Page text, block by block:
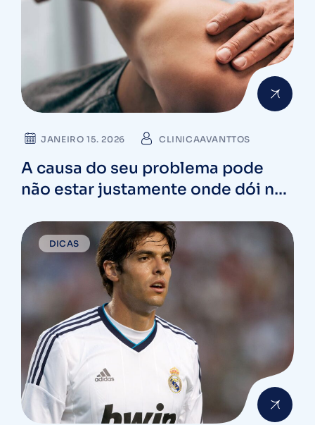
JANEIRO 15. 2026 CLINICAAVANTTOS
A causa do seu problema pode
não estar justamente onde dói no
DICAS